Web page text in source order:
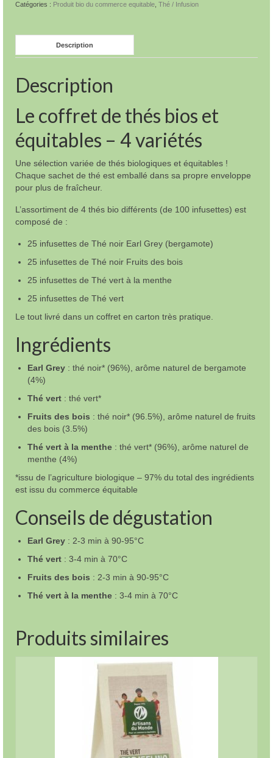
thés
et
équitables
-
variétés
Catégories : Produit bio du commerce equitable Thé / Infusion
Description
Description
Le coffret de thés bios et
équitables – 4 variétés
Une sélection variée de thés biologiques et équitables !
Chaque sachet de thé est emballé dans sa propre enveloppe
pour plus de fraîcheur.
L’assortiment de 4 thés bio différents (de 100 infusettes) est
composé de :
25 infusettes de Thé noir Earl Grey (bergamote)
25 infusettes de Thé noir Fruits des bois
25 infusettes de Thé vert à la menthe
25 infusettes de Thé vert
Le tout livré dans un coffret en carton très pratique.
Ingrédients
Earl Grey : thé noir* (96%), arôme naturel de bergamote
(4%)
Thé vert : thé vert*
Fruits des bois : thé noir* (96.5%), arôme naturel de fruits
des bois (3.5%)
Thé vert à la menthe : thé vert* (96%), arôme naturel de
menthe (4%)
*issu de l’agriculture biologique – 97% du total des ingrédients
est issu du commerce équitable
Conseils de dégustation
Earl Grey : 2-3 min à 90-95°C
Thé vert : 3-4 min à 70°C
Fruits des bois : 2-3 min à 90-95°C
Thé vert à la menthe : 3-4 min à 70°C
Produits similaires